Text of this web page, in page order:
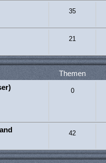
35
21
Themen
0
42